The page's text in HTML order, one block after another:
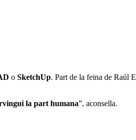
o SketchUp. Part de la feina de Raúl
la part humana”, aconsella.